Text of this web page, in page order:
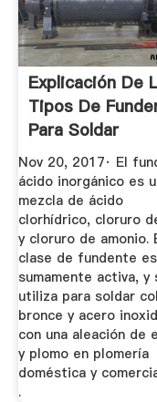
Explicación De
Tipos De
Para Soldar
Nov 20, 2017· El
ácido inorgánico es
mezcla de ácido
clorhídrico, cloruro
y cloruro de amonio.
clase de fundente es
sumamente activa, y
utiliza para soldar
bronce y acero
con una aleación de
y plomo en plomería
doméstica y
.